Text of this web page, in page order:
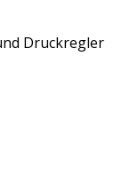
Druckregler